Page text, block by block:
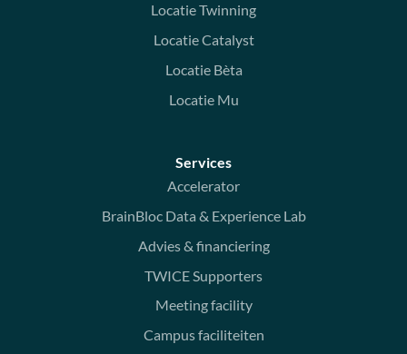
Locatie Twinning
Locatie Catalyst
Locatie Bèta
Locatie Mu
Services
Accelerator
BrainBloc Data & Experience Lab
Advies & financiering
TWICE Supporters
Meeting facility
Campus faciliteiten